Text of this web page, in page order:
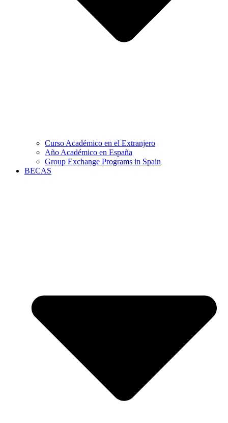
Curso Académico en el Extranjero
Año Académico en España
Group Exchange Programs in Spain
BECAS